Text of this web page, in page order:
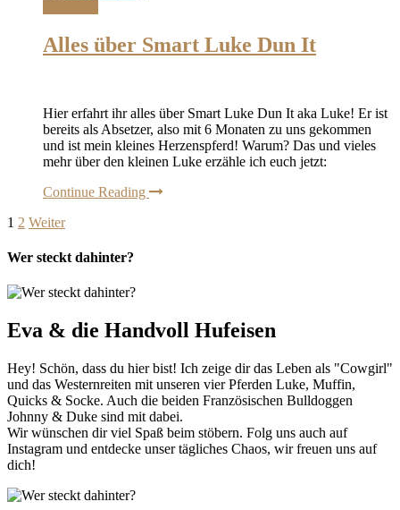
Alles über Smart Luke Dun It
Hier erfahrt ihr alles über Smart Luke Dun It aka Luke! Er ist
bereits als Absetzer, also mit 6 Monaten zu uns gekommen
und ist mein kleines Herzenspferd! Warum? Das und vieles
mehr über den kleinen Luke erzähle ich euch jetzt:
Continue Reading
1 2 Weiter
Wer steckt dahinter?
Eva & die Handvoll Hufeisen
Hey! Schön, dass du hier bist! Ich zeige dir das Leben als "Cowgirl"
und das Westernreiten mit unseren vier Pferden Luke, Muffin,
Quicks & Socke. Auch die beiden Französischen Bulldoggen
Johnny & Duke sind mit dabei.
Wir wünschen dir viel Spaß beim stöbern. Folg uns auch auf
Instagram und entdecke unser tägliches Chaos, wir freuen uns auf
dich!